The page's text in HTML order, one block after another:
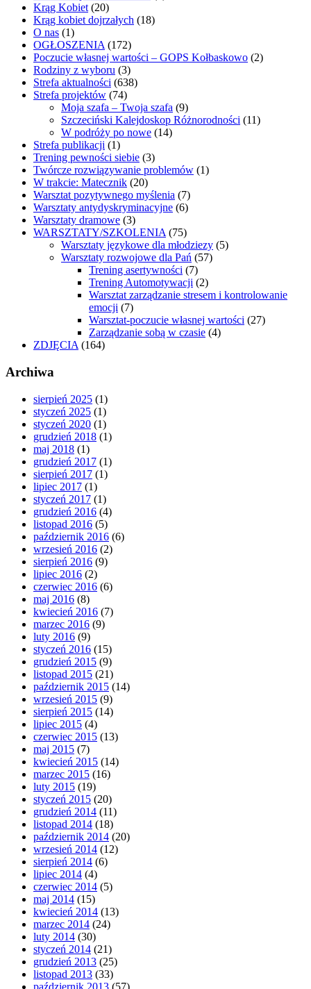
Krąg Kobiet (20)
Krąg kobiet dojrzałych (18)
O nas (1)
OGŁOSZENIA (172)
Poczucie własnej wartości – GOPS Kołbaskowo (2)
Rodziny z wyboru (3)
Strefa aktualności (638)
Strefa projektów (74)
Moja szafa – Twoja szafa (9)
Szczeciński Kalejdoskop Różnorodności (11)
W podróży po nowe (14)
Strefa publikacji (1)
Trening pewności siebie (3)
Twórcze rozwiązywanie problemów (1)
W trakcie: Matecznik (20)
Warsztat pozytywnego myślenia (7)
Warsztaty antydyskryminacyjne (6)
Warsztaty dramowe (3)
WARSZTATY/SZKOLENIA (75)
Warsztaty językowe dla młodziezy (5)
Warsztaty rozwojowe dla Pań (57)
Trening asertywności (7)
Trening Automotywacji (2)
Warsztat zarządzanie stresem i kontrolowanie
emocji (7)
Warsztat-poczucie własnej wartości (27)
Zarządzanie sobą w czasie (4)
ZDJĘCIA (164)
Archiwa
sierpień 2025 (1)
styczeń 2025 (1)
styczeń 2020 (1)
grudzień 2018 (1)
maj 2018 (1)
grudzień 2017 (1)
sierpień 2017 (1)
lipiec 2017 (1)
styczeń 2017 (1)
grudzień 2016 (4)
listopad 2016 (5)
październik 2016 (6)
wrzesień 2016 (2)
sierpień 2016 (9)
lipiec 2016 (2)
czerwiec 2016 (6)
maj 2016 (8)
kwiecień 2016 (7)
marzec 2016 (9)
luty 2016 (9)
styczeń 2016 (15)
grudzień 2015 (9)
listopad 2015 (21)
październik 2015 (14)
wrzesień 2015 (9)
sierpień 2015 (14)
lipiec 2015 (4)
czerwiec 2015 (13)
maj 2015 (7)
kwiecień 2015 (14)
marzec 2015 (16)
luty 2015 (19)
styczeń 2015 (20)
grudzień 2014 (11)
listopad 2014 (18)
październik 2014 (20)
wrzesień 2014 (12)
sierpień 2014 (6)
lipiec 2014 (4)
czerwiec 2014 (5)
maj 2014 (15)
kwiecień 2014 (13)
marzec 2014 (24)
luty 2014 (30)
styczeń 2014 (21)
grudzień 2013 (25)
listopad 2013 (33)
październik 2013 (57)